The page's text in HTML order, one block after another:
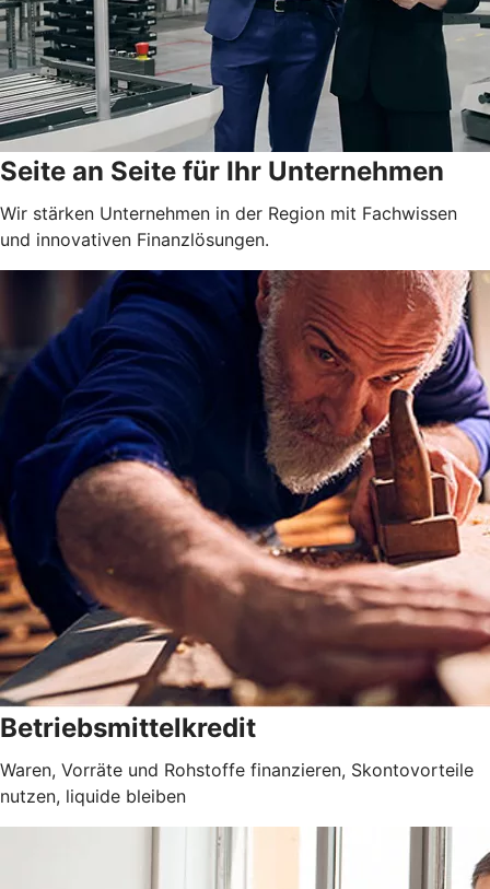
Seite an Seite für Ihr Unternehmen
Wir stärken Unternehmen in der Region mit Fachwissen
und innovativen Finanzlösungen.
Betriebsmittelkredit
Waren, Vorräte und Rohstoffe finanzieren, Skontovorteile
nutzen, liquide bleiben